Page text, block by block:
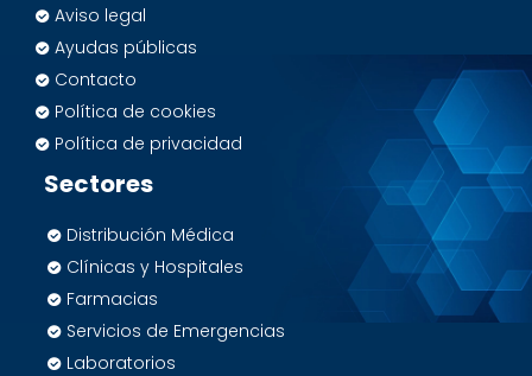
Aviso legal
Ayudas públicas
Contacto
Política de cookies
Política de privacidad
Sectores
Distribución Médica
Clínicas y Hospitales
Farmacias
Servicios de Emergencias
Laboratorios